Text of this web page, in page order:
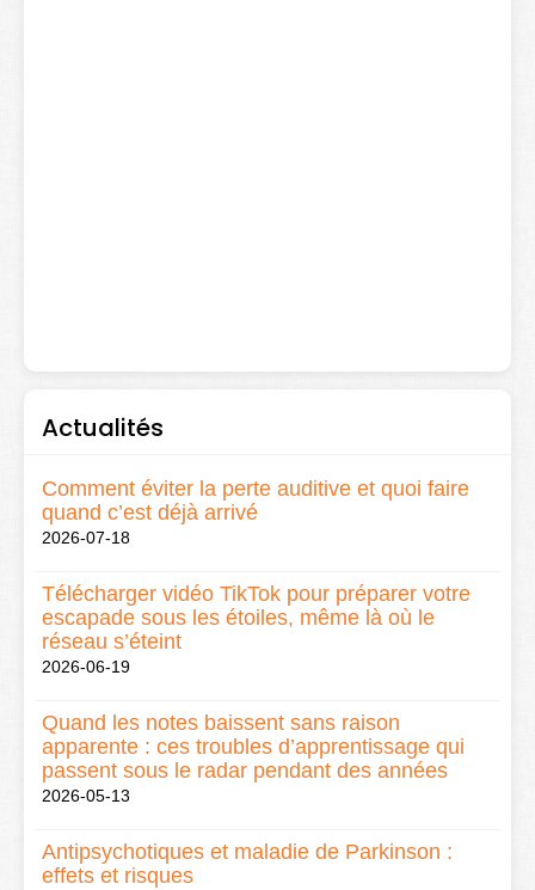
Actualités
Comment éviter la perte auditive et quoi faire
quand c’est déjà arrivé
2026-07-18
Télécharger vidéo TikTok pour préparer votre
escapade sous les étoiles, même là où le
réseau s’éteint
2026-06-19
Quand les notes baissent sans raison
apparente : ces troubles d’apprentissage qui
passent sous le radar pendant des années
2026-05-13
Antipsychotiques et maladie de Parkinson :
effets et risques